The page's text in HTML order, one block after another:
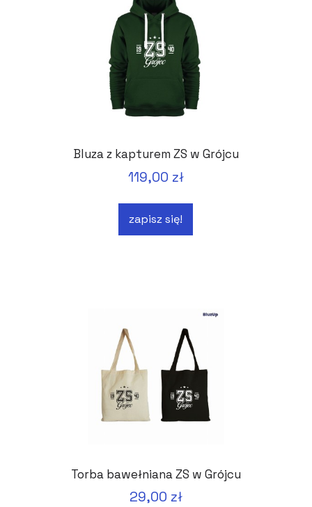
Bluza z kapturem ZS w Grójcu
119,00 zł
zapisz się!
Torba bawełniana ZS w Grójcu
29,00 zł